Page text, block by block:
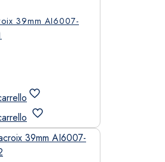
39mm AI6007-